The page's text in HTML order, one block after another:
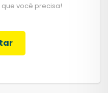
você precisa!